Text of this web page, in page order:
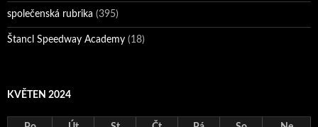
společenská rubrika (395)
Štancl Speedway Academy (18)
KVĚTEN 2024